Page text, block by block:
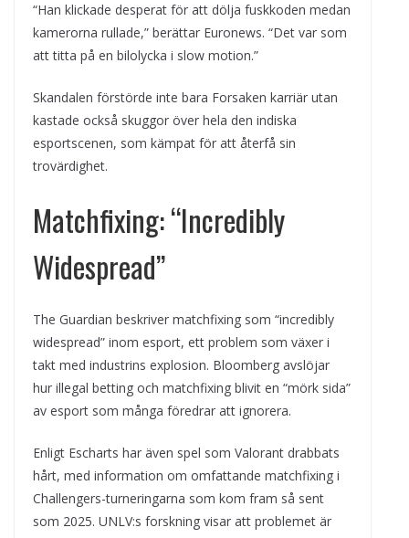
“Han klickade desperat för att dölja fuskkoden medan
kamerorna rullade,” berättar Euronews. “Det var som
att titta på en bilolycka i slow motion.”
Skandalen förstörde inte bara Forsaken karriär utan
kastade också skuggor över hela den indiska
esportscenen, som kämpat för att återfå sin
trovärdighet.
Matchfixing: “Incredibly
Widespread”
The Guardian beskriver matchfixing som “incredibly
widespread” inom esport, ett problem som växer i
takt med industrins explosion. Bloomberg avslöjar
hur illegal betting och matchfixing blivit en “mörk sida”
av esport som många föredrar att ignorera.
Enligt Escharts har även spel som Valorant drabbats
hårt, med information om omfattande matchfixing i
Challengers-turneringarna som kom fram så sent
som 2025. UNLV:s forskning visar att problemet är